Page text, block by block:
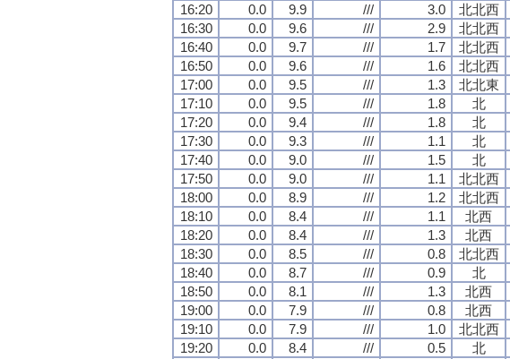
16:20
0.0 9.9 /// 3.0 北北西
16:30
0.0 9.6 /// 2.9 北北西
16:40
0.0 9.7 /// 1.7 北北西
16:50
0.0 9.6 /// 1.6 北北西
17:00
0.0 9.5 /// 1.3 北北東
17:10
0.0 9.5 /// 1.8 北
17:20
0.0 9.4 /// 1.8 北
17:30
0.0 9.3 /// 1.1 北
17:40
0.0 9.0 /// 1.5 北
17:50
0.0 9.0 /// 1.1 北北西
18:00
0.0 8.9 /// 1.2 北北西
18:10
0.0 8.4 /// 1.1 北西
18:20
0.0 8.4 /// 1.3 北西
18:30
0.0 8.5 /// 0.8 北北西
18:40
0.0 8.7 /// 0.9 北
18:50
0.0 8.1 /// 1.3 北西
19:00
0.0 7.9 /// 0.8 北西
19:10
0.0 7.9 /// 1.0 北北西
19:20
0.0 8.4 /// 0.5 北